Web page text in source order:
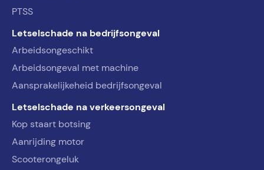
PTSS
Letselschade na bedrijfsongeval
Arbeidsongeschikt
Arbeidsongeval met machine
Aansprakelijkeheid bedrijfsongeval
Letselschade na verkeersongeval
Kop staart botsing
Aanrijding motor
Scooterongeluk